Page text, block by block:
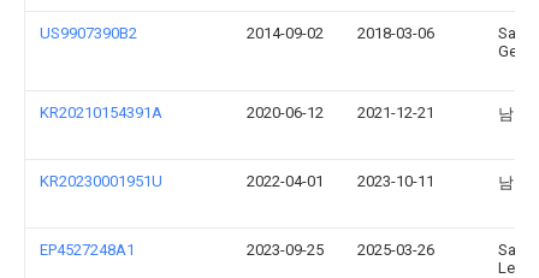
US9907390B2 2014-09-02 2018-03-06
Sang
Geun
KR20210154391A 2020-06-12 2021-12-21 남우
KR20230001951U 2022-04-01 2023-10-11 남우
EP4527248A1 2023-09-25 2025-03-26
Lee